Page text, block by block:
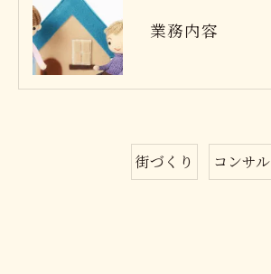
業務内容
街づくり コンサル